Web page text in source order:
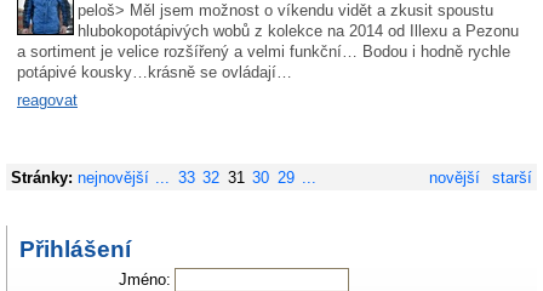
peloš> Měl jsem možnost o víkendu vidět a zkusit spoustu
hlubokopotápivých wobů z kolekce na 2014 od Illexu a Pezonu
a sortiment je velice rozšířený a velmi funkční… Bodou i hodně rychle
potápivé kousky…krásně se ovládají…
reagovat
novější starší
Stránky: nejnovější 33 32 31 30 29
Přihlášení
Jméno: